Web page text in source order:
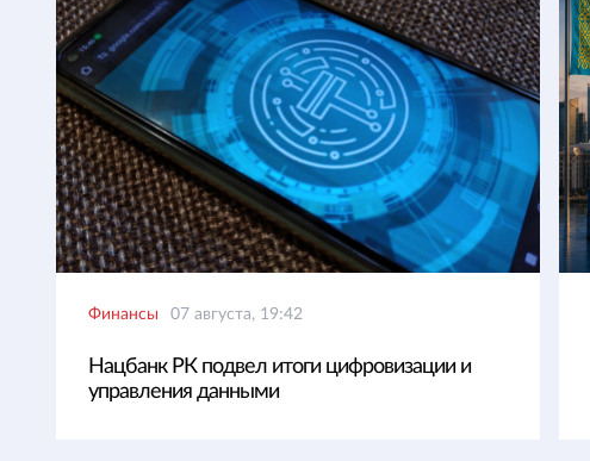
Финансы 07 августа, 19:42
Нацбанк РК подвел итоги цифровизации и
управления данными